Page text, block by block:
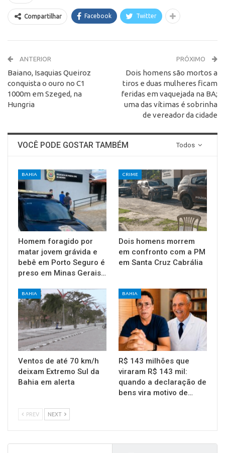
Compartilhar Facebook Twitter
ANTERIOR
Baiano, Isaquias Queiroz
conquista o ouro no C1
1000m em Szeged, na
Hungria
PRÓXIMO
Dois homens são mortos a
tiros e duas mulheres ficam
feridas em vaquejada na BA;
uma das vítimas é sobrinha
de vereador da cidade
Todos
VOCÊ PODE GOSTAR TAMBÉM
BAHIA
Homem foragido por
matar jovem grávida e
bebê em Porto Seguro é
preso em Minas Gerais…
CRIME
Dois homens morrem
em confronto com a PM
em Santa Cruz Cabrália
BAHIA
Ventos de até 70 km/h
deixam Extremo Sul da
Bahia em alerta
BAHIA
R$ 143 milhões que
viraram R$ 143 mil:
quando a declaração de
bens vira motivo de…
PREV NEXT